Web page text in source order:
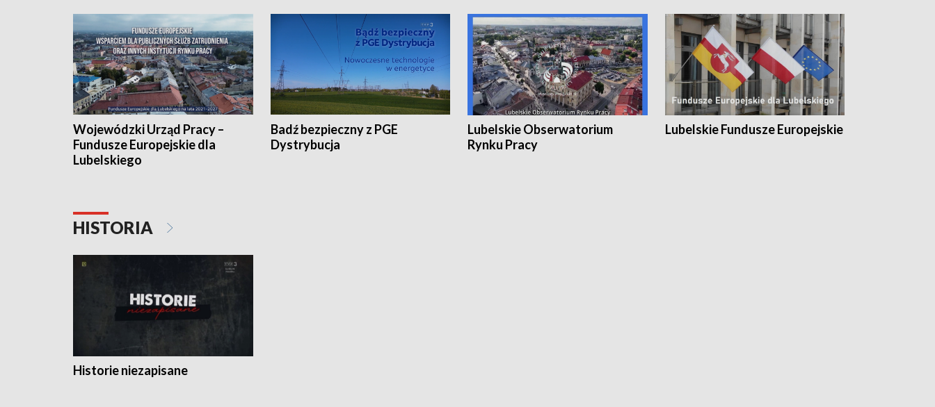
Wojewódzki Urząd Pracy –
Fundusze Europejskie dla
Lubelskiego
Badź bezpieczny z PGE
Dystrybucja
Lubelskie Obserwatorium
Rynku Pracy
Lubelskie Fundusze Europejskie
HISTORIA
Historie niezapisane